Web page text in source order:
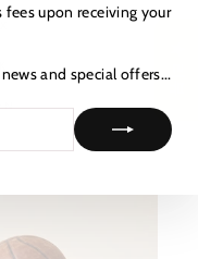
upon receiving your
and special offers...★ 리뷰